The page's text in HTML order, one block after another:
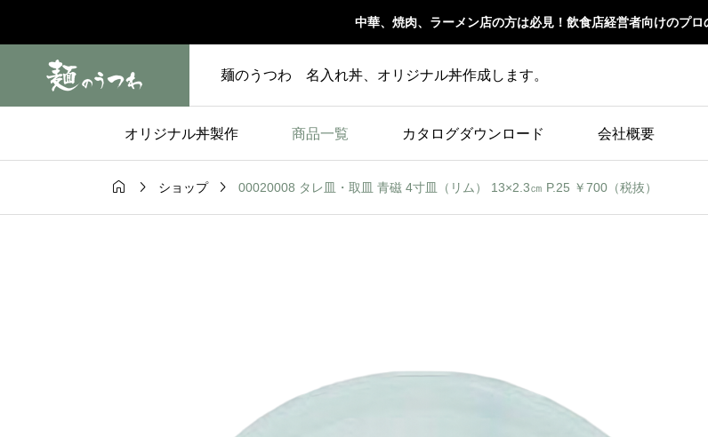
中華、焼肉、ラーメン店の方は必見！飲食店経営者向けのプロ
麺のうつわ 名入れ丼、オリジナル丼作成します。
オリジナル丼製作 商品一覧 カタログダウンロード 会社概要
  ショップ  00020008 タレ皿・取皿 青磁 4寸皿（リム） 13×2.3㎝ P.25 ￥700（税抜）